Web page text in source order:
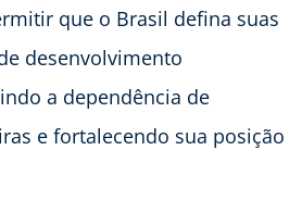
que o Brasil defina suas
desenvolvimento
a dependência de
e fortalecendo sua posição